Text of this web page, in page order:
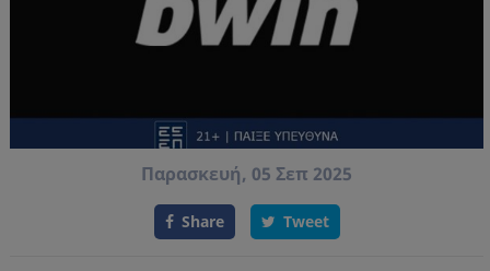
Παρασκευή, 05 Σεπ 2025
Share Tweet